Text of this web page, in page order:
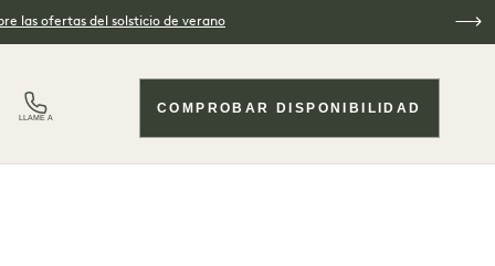
las ofertas del solsticio de verano
LLAME A
COMPROBAR DISPONIBILIDAD